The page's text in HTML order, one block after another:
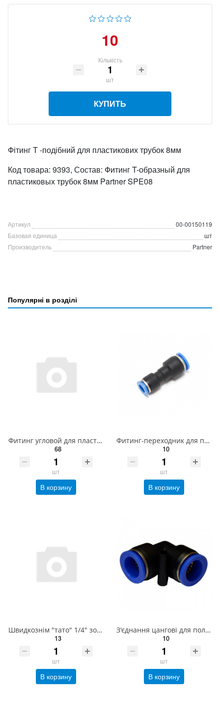
10
Кількість
шт
КУПИТЬ
Фітинг T -подібний для пластикових трубок 8мм
Код товара: 9393, Состав: Фитинг T-образный для
пластиковых трубок 8мм Partner SPE08
Артикул
00-00150119
Базовая единица
шт
Производитель
Partner
Популярні в розділі
Фитинг угловой для пластиковых трубок 12мм с внутренней резьбой 1/2" Partner SPLF12-04
68
шт
В корзину
Фитинг-переходник для пластиковых трубок 8 x 6мм Partner SPG08-06
10
шт
В корзину
Швидкознім "тато" 1/4" зовнішня різь AIRKRAFT SE3-2PM
13
шт
В корзину
З'єднання цангові для поліуретанових шлангів PU/PR (Р-обр., шланг) 4мм AIRKRAFT SPV04
10
шт
В корзину